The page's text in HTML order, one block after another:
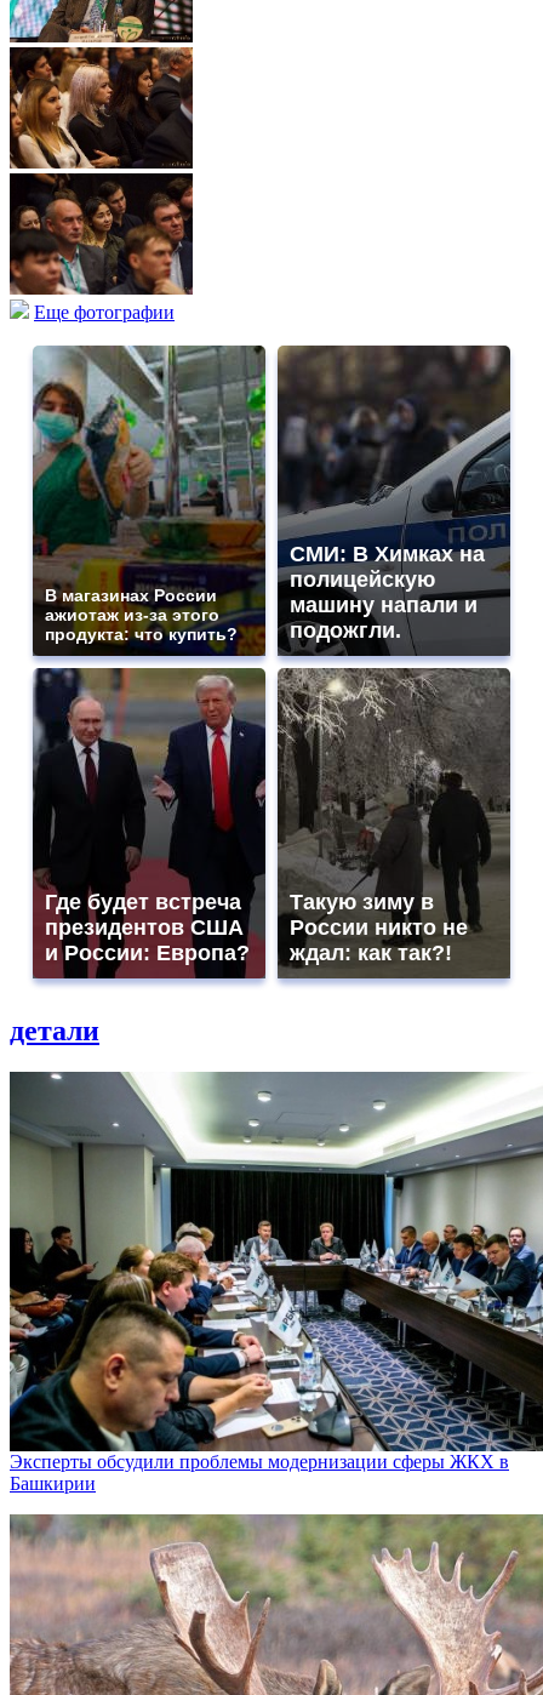
Еще фотографии
В магазинах России
ажиотаж из-за этого
продукта: что купить?
СМИ: В Химках на
полицейскую
машину напали и
подожгли.
Где будет встреча
президентов США
и России: Европа?
Такую зиму в
России никто не
ждал: как так?!
детали
Эксперты обсудили проблемы модернизации сферы ЖКХ в
Башкирии